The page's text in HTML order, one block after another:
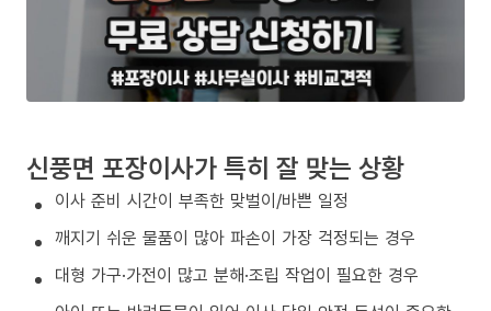
신풍면 포장이사가 특히 잘 맞는 상황
이사 준비 시간이 부족한 맞벌이/바쁜 일정
깨지기 쉬운 물품이 많아 파손이 가장 걱정되는 경우
대형 가구·가전이 많고 분해·조립 작업이 필요한 경우